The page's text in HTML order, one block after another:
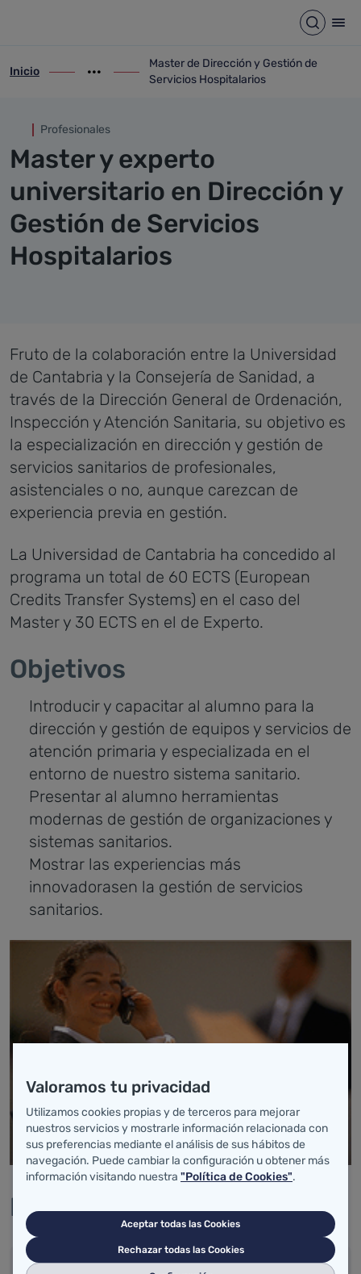
Master de Dirección y Abrir
ir-a inicio
Inicio
Mostrar opciones del camino de migas
ir-a Master de Dirección y Gestión de
Master de Dirección y Gestión de
Servicios Hospitalarios
Profesionales
Master y experto
universitario en Dirección y
Gestión de Servicios
Hospitalarios
Fruto de la colaboración entre la Universidad
de Cantabria y la Consejería de Sanidad, a
través de la Dirección General de Ordenación,
Inspección y Atención Sanitaria, su objetivo es
la especialización en dirección y gestión de
servicios sanitarios de profesionales,
asistenciales o no, aunque carezcan de
experiencia previa en gestión.
La Universidad de Cantabria ha concedido al
programa un total de 60 ECTS (European
Credits Transfer Systems) en el caso del
Master y 30 ECTS en el de Experto.
Objetivos
Introducir y capacitar al alumno para la
dirección y gestión de equipos y servicios de
atención primaria y especializada en el
entorno de nuestro sistema sanitario.
Presentar al alumno herramientas
modernas de gestión de organizaciones y
sistemas sanitarios.
Mostrar las experiencias más
innovadorasen la gestión de servicios
sanitarios.
Información relacionada
Información relacionada
Valoramos tu privacidad
Utilizamos cookies propias y de terceros para mejorar
nuestros servicios y mostrarle información relacionada con
sus preferencias mediante el análisis de sus hábitos de
navegación. Puede cambiar la configuración u obtener más
información visitando nuestra "Política de Cookies".
Aceptar todas las Cookies
Rechazar todas las Cookies